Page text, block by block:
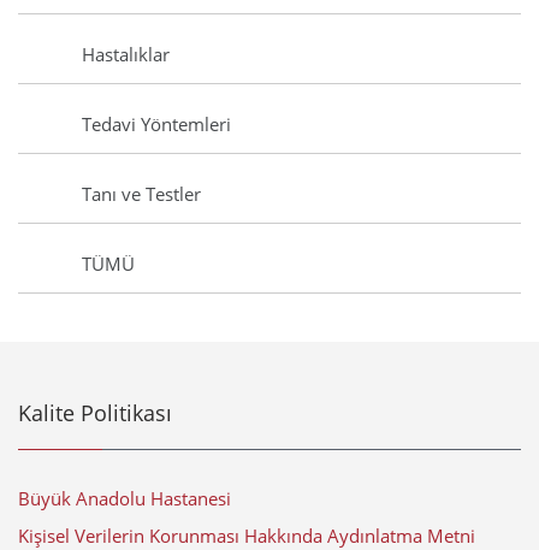
Hastalıklar
Tedavi Yöntemleri
Tanı ve Testler
TÜMÜ
Kalite Politikası
Büyük Anadolu Hastanesi
Kişisel Verilerin Korunması Hakkında Aydınlatma Metni